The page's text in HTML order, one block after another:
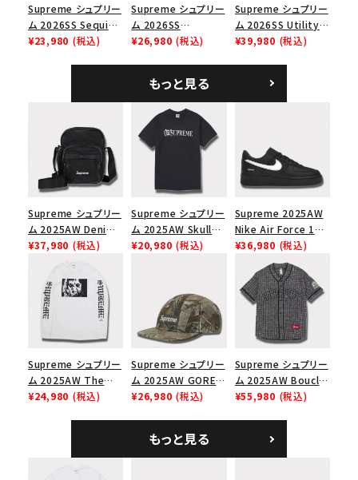
Supreme シュプリー
ム 2026SS Sequin
Denim Classic
ャップ ナチュラル
¥23,980 (税込)
Supreme シュプリー
ム 2026SS
Pigment Coated S
ゴ 6パネル ネイビー
¥26,980 (税込)
Supreme シュプリー
ム 2026SS Utility
Bag ユーティリティ
¥39,980 (税込)
もっと見る
Supreme シュプリー
ム 2025AW Denim
Shoulder Bag デニ
ブラック
¥37,980 (税込)
Supreme シュプリー
ム 2025AW Skull
Tee スカル Tシャツ
¥20,980 (税込)
Supreme 2025AW
Nike Air Force 1
Low シュプリーム ナ
イキエアフォース１ス
ニーカー シューズ ブ
ラック
¥36,980 (税込)
Supreme シュプリー
ム 2025AW The
Exorcist Mother
¥24,980 (税込)
Supreme シュプリー
ム 2025AW GORE-
TEX Zip Pocket
キャンプ キャップ リ
アルツリーAPカモ
¥26,980 (税込)
Supreme シュプリー
ム 2025AW Boucle
Baseball Jersey ブ
¥55,980 (税込)
もっと見る